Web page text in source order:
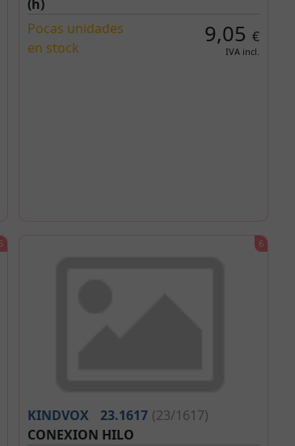
(h)
Pocas unidades
en stock
9,05€
IVA incl.
KINDVOX 23.1617 (23/1617)
CONEXION HILO